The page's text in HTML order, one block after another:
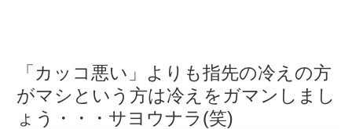
「カッコ悪い」よりも指先の冷えの方
がマシという方は冷えをガマンしまし
ょう・・・サヨウナラ(笑)